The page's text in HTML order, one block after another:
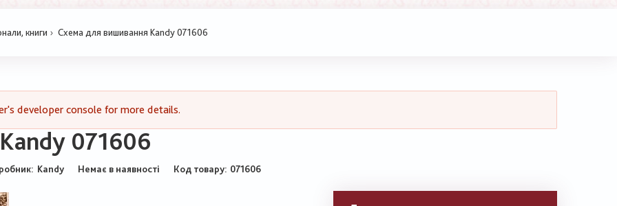
книги Схема для вишивання Kandy 071606
developer console for more details.
071606
Kandy Немає в наявності Код товару 071606